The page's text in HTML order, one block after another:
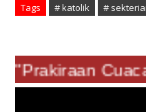
Tags # katolik #
"Prakiraan